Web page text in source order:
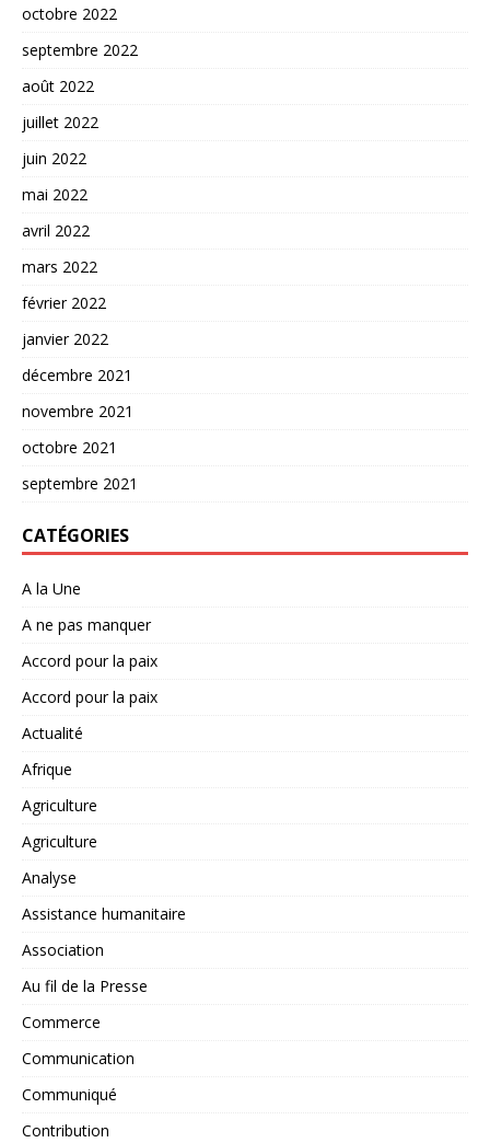
octobre 2022
septembre 2022
août 2022
juillet 2022
juin 2022
mai 2022
avril 2022
mars 2022
février 2022
janvier 2022
décembre 2021
novembre 2021
octobre 2021
septembre 2021
CATÉGORIES
A la Une
A ne pas manquer
Accord pour la paix
Accord pour la paix
Actualité
Afrique
Agriculture
Agriculture
Analyse
Assistance humanitaire
Association
Au fil de la Presse
Commerce
Communication
Communiqué
Contribution